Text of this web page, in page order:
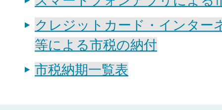
クレジットカード・インター
等による市税の納付
市税納期一覧表